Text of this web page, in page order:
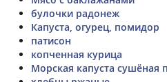
булочки радонеж
Капуста, огурец, помидор
патисон
копченная курица
Морская капуста сушёная